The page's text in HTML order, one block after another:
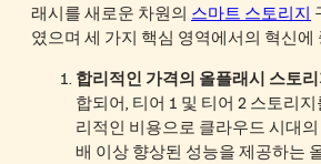
래시를 새로운 차원의 스마트 스토리지
였으며 세 가지 핵심 영역에서의 혁신에
합리적인 가격의 올플래시 스토
합되어, 티어 1 및 티어 2 스토리
리적인 비용으로 클라우드 시대
배 이상 향상된 성능을 제공하는